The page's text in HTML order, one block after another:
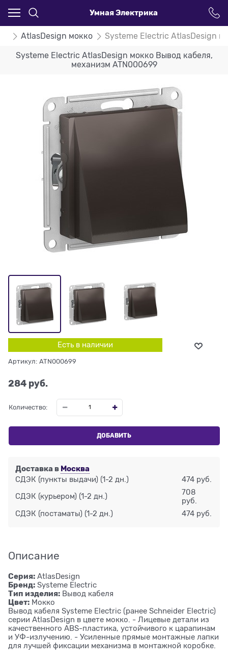
Умная Электрика
AtlasDesign мокко Systeme Electric AtlasDesign
Systeme Electric AtlasDesign мокко Вывод кабеля,
механизм ATN000699
Есть в наличии
Артикул: ATN000699
284 руб.
Количество:
ДОБАВИТЬ
Доставка в Москва
СДЭК (пункты выдачи) (1-2 дн.) 474 руб.
СДЭК (курьером) (1-2 дн.)
708
руб.
СДЭК (постаматы) (1-2 дн.) 474 руб.
Описание
Серия: AtlasDesign
Бренд: Systeme Electric
Тип изделия: Вывод кабеля
Цвет: Мокко
Вывод кабеля Systeme Electric (ранее Schneider Electric)
серии AtlasDesign в цвете мокко. - Лицевые детали из
качественного ABS-пластика, устойчивого к царапинам
и УФ-излучению. - Усиленные прямые монтажные лапки
для лучшей фиксации механизма в монтажной коробке.